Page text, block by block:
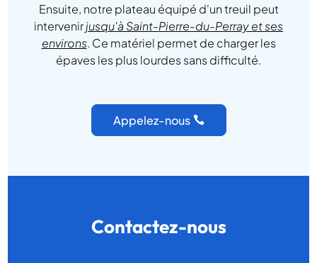
Ensuite, notre plateau équipé d'un treuil peut
intervenirjusqu'à Saint-Pierre-du-Perray et ses
environs. Ce matériel permet de charger les
épaves les plus lourdes sans difficulté.
Appelez-nous
Contactez-nous